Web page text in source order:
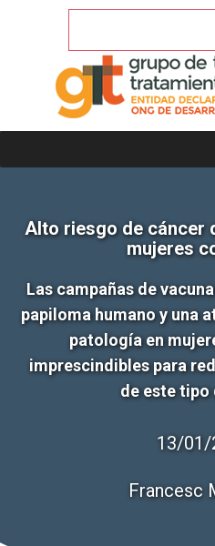
Alto riesgo de cáncer
mujeres
Las campañas de
papiloma humano y una
patología en
imprescindibles para
de este tipo
13/01/
Francesc